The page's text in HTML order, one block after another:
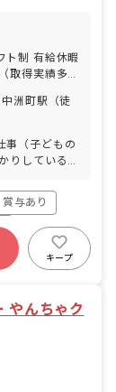
ト制 有給休暇
取得実績多
洲町駅（徒
事（子どもの
りしている子
類の着脱等
装着 ・行事
成
与あり
休制度
キープ
やんちゃク